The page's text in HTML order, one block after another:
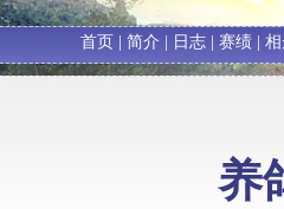
首页 简介 日志| 赛绩|
养